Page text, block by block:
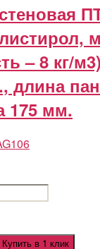
– 8 кг/
длина
175 мм.
Купить в 1 клик